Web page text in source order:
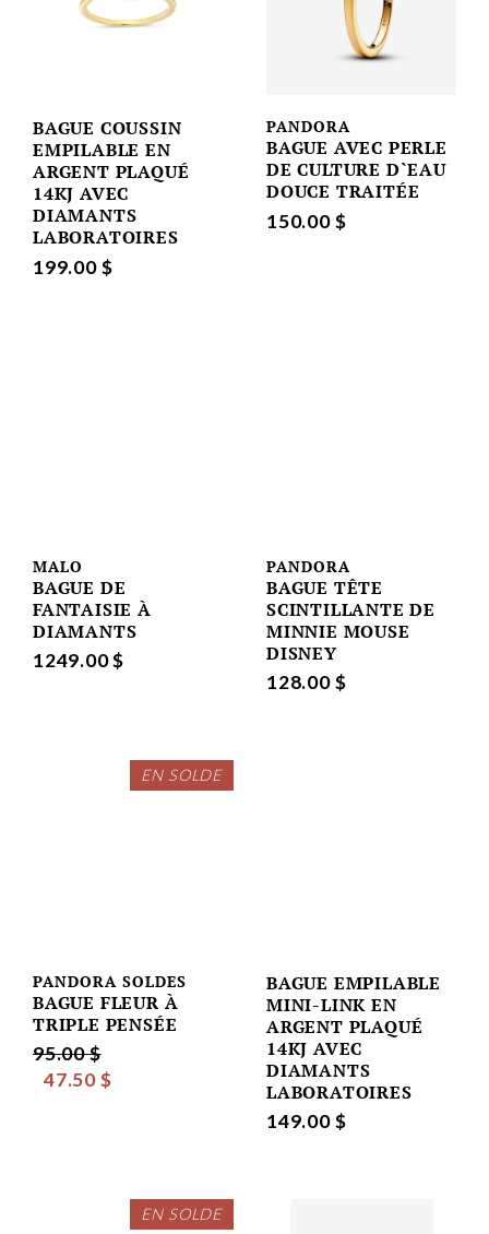
BAGUE COUSSIN
EMPILABLE EN
ARGENT PLAQUÉ
14KJ AVEC
DIAMANTS
LABORATOIRES
199.00 $
PANDORA
BAGUE AVEC PERLE
DE CULTURE D`EAU
DOUCE TRAITÉE
150.00 $
MALO
BAGUE DE
FANTAISIE À
DIAMANTS
1249.00 $
PANDORA
BAGUE TÊTE
SCINTILLANTE DE
MINNIE MOUSE
DISNEY
128.00 $
EN SOLDE
PANDORA SOLDES
BAGUE FLEUR À
TRIPLE PENSÉE
95.00 $
47.50 $
BAGUE EMPILABLE
MINI-LINK EN
ARGENT PLAQUÉ
14KJ AVEC
DIAMANTS
LABORATOIRES
149.00 $
EN SOLDE